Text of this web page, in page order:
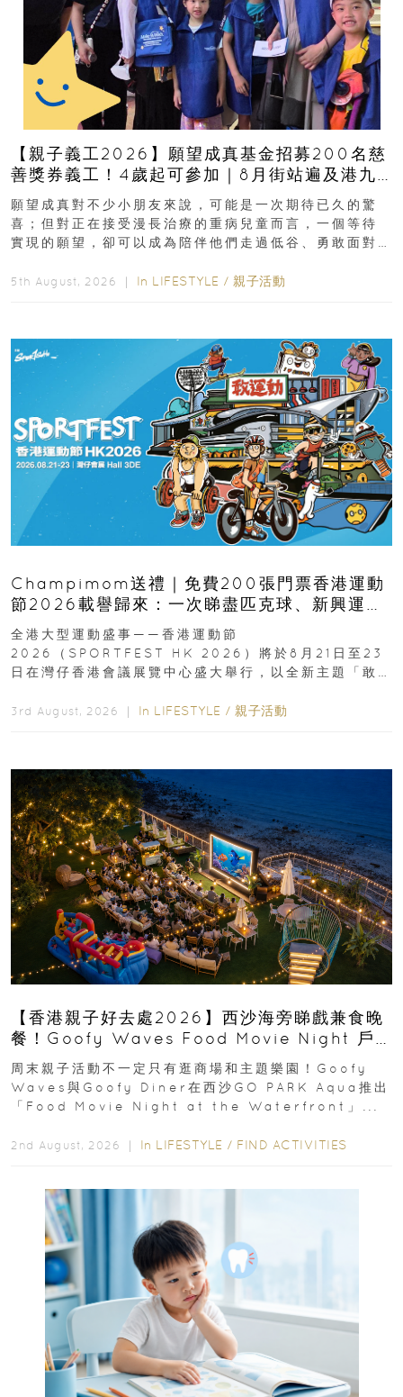
【親子義工2026】願望成真基金招募200名慈
善獎券義工！4歲起可參加｜8月街站遍及港九
新界
願望成真對不少小朋友來說，可能是一次期待已久的驚
喜；但對正在接受漫長治療的重病兒童而言，一個等待
實現的願望，卻可以成為陪伴他們走過低谷、勇敢面對
5th August, 2026 ｜ In LIFESTYLE / 親子活動
Champimom送禮｜免費200張門票香港運動
節2026載譽歸來：一次睇盡匹克球、新興運
動、街舞比賽＋逾百運動品牌展覽
全港大型運動盛事——香港運動節
2026（SPORTFEST HK 2026）將於8月21日至23
日在灣仔香港會議展覽中心盛大舉行，以全新主題「敢
3rd August, 2026 ｜ In LIFESTYLE / 親子活動
【香港親子好去處2026】西沙海旁睇戲兼食晚
餐！Goofy Waves Food Movie Night 戶
外影院逢週末登場
周末親子活動不一定只有逛商場和主題樂園！Goofy
Waves與Goofy Diner在西沙GO PARK Aqua推出
「Food Movie Night at the Waterfront」...
2nd August, 2026 ｜ In LIFESTYLE / FIND ACTIVITIES